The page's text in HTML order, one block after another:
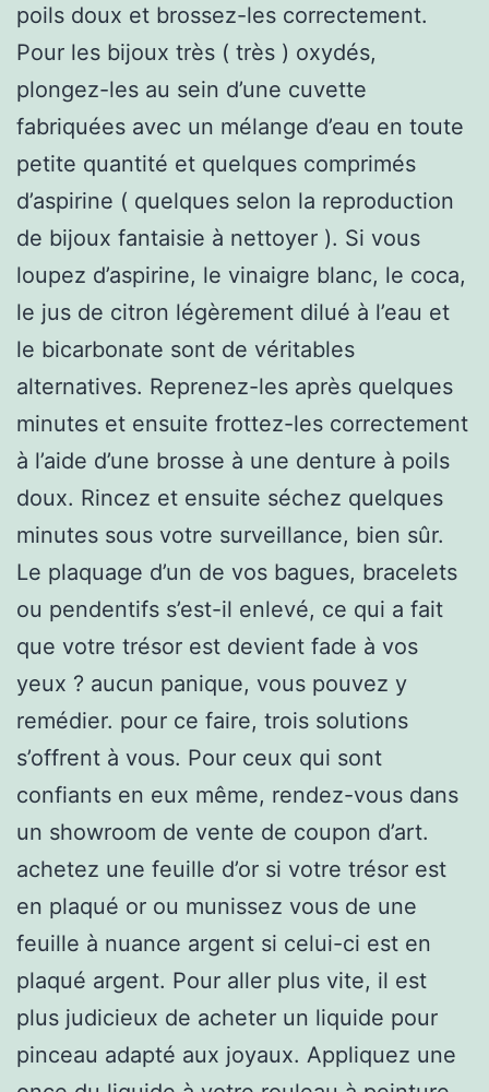
poils doux et brossez-les correctement.
Pour les bijoux très ( très ) oxydés,
plongez-les au sein d’une cuvette
fabriquées avec un mélange d’eau en toute
petite quantité et quelques comprimés
d’aspirine ( quelques selon la reproduction
de bijoux fantaisie à nettoyer ). Si vous
loupez d’aspirine, le vinaigre blanc, le coca,
le jus de citron légèrement dilué à l’eau et
le bicarbonate sont de véritables
alternatives. Reprenez-les après quelques
minutes et ensuite frottez-les correctement
à l’aide d’une brosse à une denture à poils
doux. Rincez et ensuite séchez quelques
minutes sous votre surveillance, bien sûr.
Le plaquage d’un de vos bagues, bracelets
ou pendentifs s’est-il enlevé, ce qui a fait
que votre trésor est devient fade à vos
yeux ? aucun panique, vous pouvez y
remédier. pour ce faire, trois solutions
s’offrent à vous. Pour ceux qui sont
confiants en eux même, rendez-vous dans
un showroom de vente de coupon d’art.
achetez une feuille d’or si votre trésor est
en plaqué or ou munissez vous de une
feuille à nuance argent si celui-ci est en
plaqué argent. Pour aller plus vite, il est
plus judicieux de acheter un liquide pour
pinceau adapté aux joyaux. Appliquez une